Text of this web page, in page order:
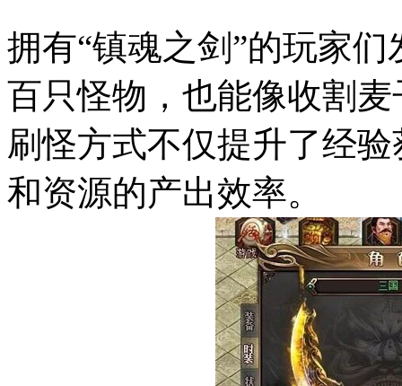
拥有“镇魂之剑”的玩家
百只怪物，也能像收割
刷怪方式不仅提升了经
和资源的产出效率。